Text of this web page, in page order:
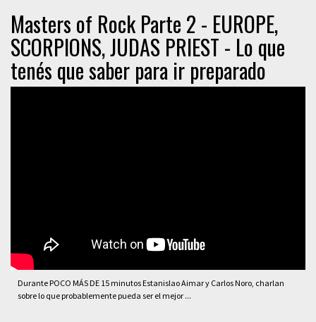
Masters of Rock Parte 2 - EUROPE,
SCORPIONS, JUDAS PRIEST - Lo que
tenés que saber para ir preparado
Durante POCO MÁS DE 15 minutos Estanislao Aimar y Carlos Noro, charlan
sobre lo que probablemente pueda ser el mejor ...